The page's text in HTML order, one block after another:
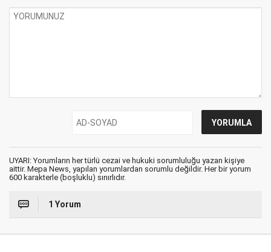
UYARI: Yorumların her türlü cezai ve hukuki sorumluluğu yazan kişiye
aittir. Mepa News, yapılan yorumlardan sorumlu değildir. Her bir yorum
600 karakterle (boşluklu) sınırlıdır.
1 Yorum